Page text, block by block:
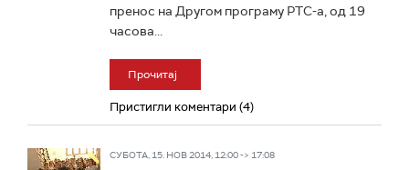
пренос на Другом програму РТС-а, од 19
часова...
Прочитај
Пристигли коментари (4)
СУБОТА, 15. НОВ 2014, 12:00 -> 17:08